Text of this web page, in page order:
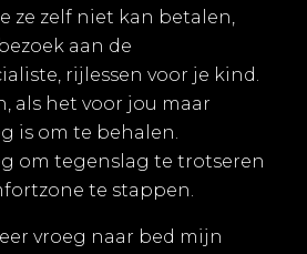
ze zelf niet kan betalen,
aan de
rijlessen voor je kind.
als het voor jou maar
is om te behalen.
om tegenslag te trotseren
te stappen.
vroeg naar bed mijn